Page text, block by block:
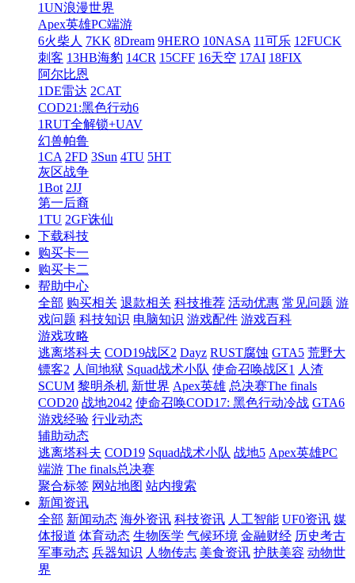
1UN浪漫世界
Apex英雄PC端游
6火柴人 7KK 8Dream 9HERO 10NASA 11可乐 12FUCK
刺客 13HB海豹 14CR 15CFF 16天空 17AI 18FIX
阿尔比恩
1DE雷达 2CAT
COD21:黑色行动6
1RUT全解锁+UAV
幻兽帕鲁
1CA 2FD 3Sun 4TU 5HT
灰区战争
1Bot 2JJ
第一后裔
1TU 2GF诛仙
下载科技
购买卡一
购买卡二
帮助中心
全部 购买相关 退款相关 科技推荐 活动优惠 常见问题 游
戏问题 科技知识 电脑知识 游戏配件 游戏百科
游戏攻略
逃离塔科夫 COD19战区2 Dayz RUST腐蚀 GTA5 荒野大
镖客2 人间地狱 Squad战术小队 使命召唤战区1 人渣
SCUM 黎明杀机 新世界 Apex英雄 总决赛The finals
COD20 战地2042 使命召唤COD17: 黑色行动冷战 GTA6
游戏经验 行业动态
辅助动态
逃离塔科夫 COD19 Squad战术小队 战地5 Apex英雄PC
端游 The finals总决赛
聚合标签 网站地图 站内搜索
新闻资讯
全部 新闻动态 海外资讯 科技资讯 人工智能 UF0资讯 媒
体报道 体育动态 生物医学 气候环境 金融财经 历史考古
军事动态 兵器知识 人物传志 美食资讯 护肤美容 动物世
界